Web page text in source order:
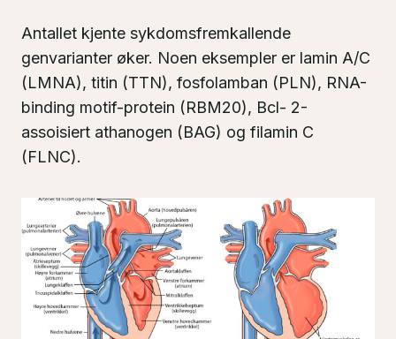
Antallet kjente sykdomsfremkallende
genvarianter øker. Noen eksempler er lamin A/C
(LMNA), titin (TTN), fosfolamban (PLN), RNA-
binding motif-protein (RBM20), Bcl- 2-
assoisiert athanogen (BAG) og filamin C
(FLNC).